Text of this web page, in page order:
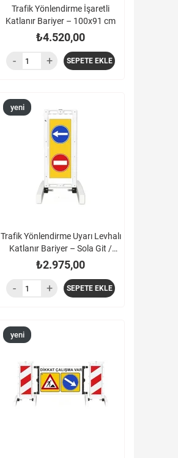
Trafik Yönlendirme İşaretli
Katlanır Bariyer – 100x91 cm
₺4.520,00
SEPETE EKLE
Trafik Yönlendirme Uyarı Levhalı
Katlanır Bariyer – Sola Git /
Giriş Yok
₺2.975,00
yeni
SEPETE EKLE
yeni